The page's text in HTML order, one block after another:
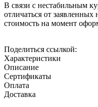
В связи с нестабильным
отличаться от заявленных
стоимость на момент
Поделиться ссылкой:
Характеристики
Описание
Сертификаты
Оплата
Доставка